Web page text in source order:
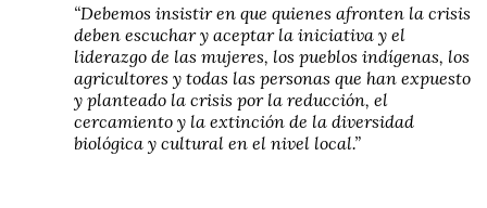
“Debemos insistir en que quienes afronten la crisis
deben escuchar y aceptar la iniciativa y el
liderazgo de las mujeres, los pueblos indígenas, los
agricultores y todas las personas que han expuesto
y planteado la crisis por la reducción, el
cercamiento y la extinción de la diversidad
biológica y cultural en el nivel local.”